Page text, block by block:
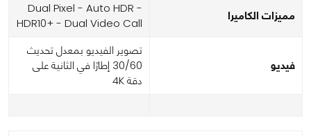
مميزات الكاميرا
Dual Pixel - Auto HDR -
HDR10+ - Dual Video Call
فيديو
تصوير الفيديو بمعدل تحديث
30/60 إطارًا في الثانية على
دقة 4K